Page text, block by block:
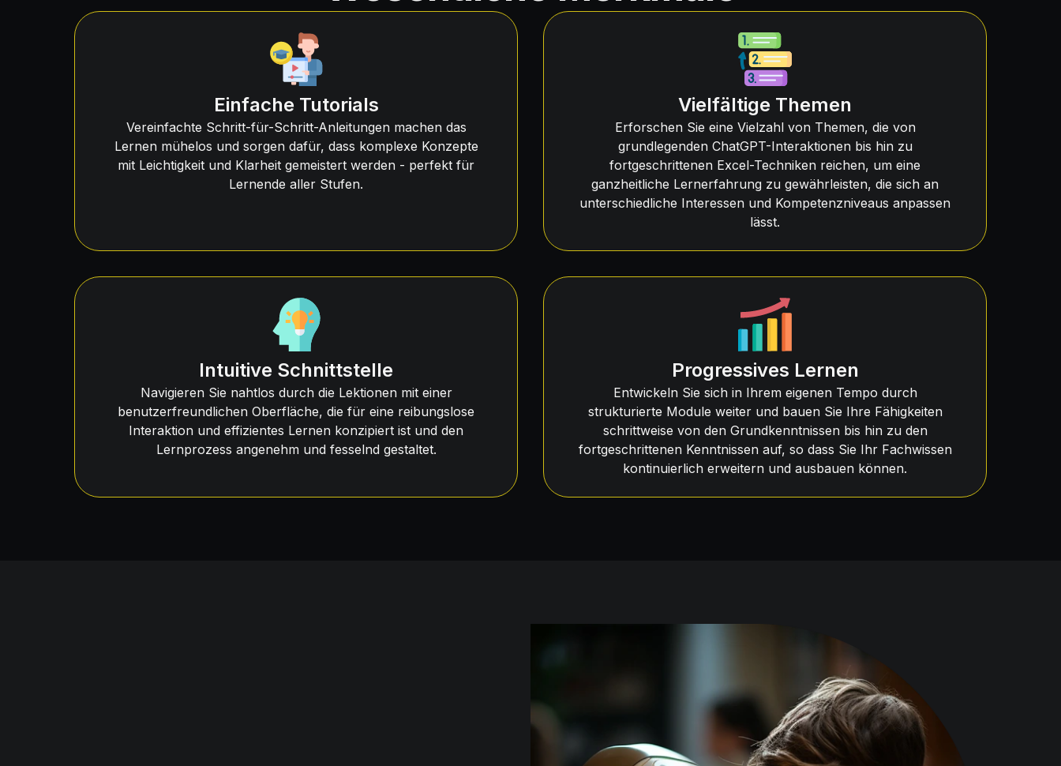
Einfache Tutorials
Vereinfachte Schritt-für-Schritt-Anleitungen machen das
Lernen mühelos und sorgen dafür, dass komplexe Konzepte
mit Leichtigkeit und Klarheit gemeistert werden - perfekt für
Lernende aller Stufen.
Vielfältige Themen
Erforschen Sie eine Vielzahl von Themen, die von
grundlegenden ChatGPT-Interaktionen bis hin zu
fortgeschrittenen Excel-Techniken reichen, um eine
ganzheitliche Lernerfahrung zu gewährleisten, die sich an
unterschiedliche Interessen und Kompetenzniveaus anpassen
lässt.
Intuitive Schnittstelle
Navigieren Sie nahtlos durch die Lektionen mit einer
benutzerfreundlichen Oberfläche, die für eine reibungslose
Interaktion und effizientes Lernen konzipiert ist und den
Lernprozess angenehm und fesselnd gestaltet.
Progressives Lernen
Entwickeln Sie sich in Ihrem eigenen Tempo durch
strukturierte Module weiter und bauen Sie Ihre Fähigkeiten
schrittweise von den Grundkenntnissen bis hin zu den
fortgeschrittenen Kenntnissen auf, so dass Sie Ihr Fachwissen
kontinuierlich erweitern und ausbauen können.